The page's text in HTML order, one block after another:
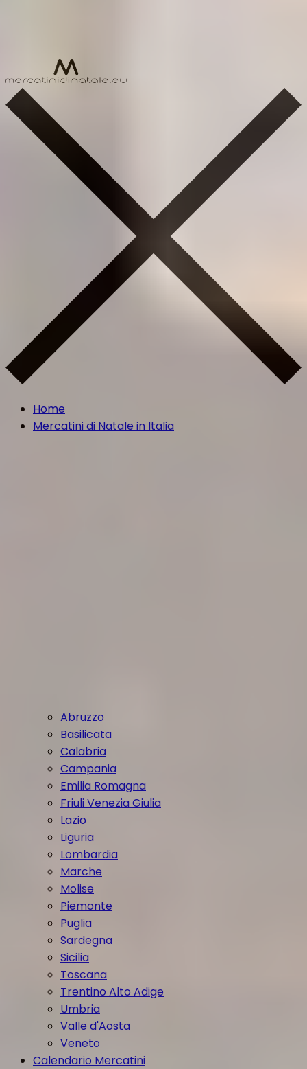
Home
Mercatini di Natale in Italia
Abruzzo
Basilicata
Calabria
Campania
Emilia Romagna
Friuli Venezia Giulia
Lazio
Liguria
Lombardia
Marche
Molise
Piemonte
Puglia
Sardegna
Sicilia
Toscana
Trentino Alto Adige
Umbria
Valle d'Aosta
Veneto
Calendario Mercatini